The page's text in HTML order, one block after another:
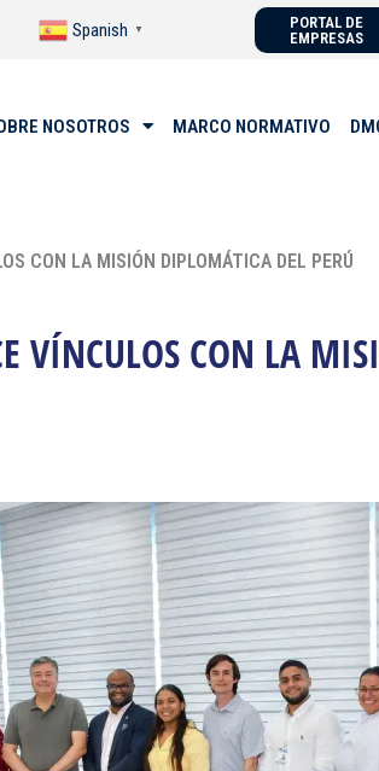
Spanish ▼
PORTAL DE
EMPRESAS
NOSOTROS MARCO NORMATIVO
CON LA MISIÓN DIPLOMÁTICA DEL PERÚ
VÍNCULOS CON LA